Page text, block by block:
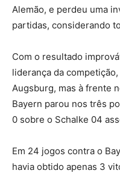
Alemão, e perdeu uma
partidas, considerando
Com o resultado
liderança da
Augsburg, mas à frente
Bayern parou nos três
0 sobre o Schalke 04
Em 24 jogos contra o
havia obtido apenas 3